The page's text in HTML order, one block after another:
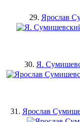
29. Ярослав
30. Я.
31. Ярослав